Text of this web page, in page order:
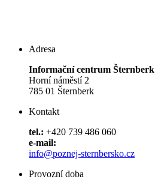
Adresa
Informační centrum Šternberk
Horní náměstí 2
785 01 Šternberk
Kontakt
tel.: +420 739 486 060
e-mail:
info@poznej-sternbersko.cz
Provozní doba